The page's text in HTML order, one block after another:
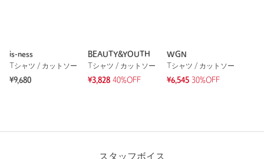
is-ness
Tシャツ / カットソー
¥9,680
BEAUTY&YOUTH
Tシャツ / カットソー
¥3,828 40%OFF
WGN
Tシャツ / カットソー
¥6,545 30%OFF